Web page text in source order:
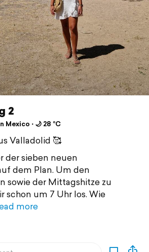
2
Mexico ⋅ 🌙 28 °C
Valladolid 🥰
der sieben neuen
dem Plan. Um den
sowie der Mittagshitze zu
schon um 7 Uhr los. Wie
more